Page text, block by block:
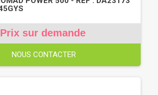
Prix sur demande
NOUS CONTACTER